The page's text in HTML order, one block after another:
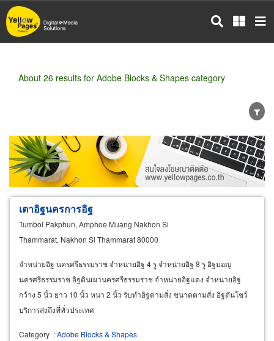
Skip
to
main
About 26 results for Adobe Blocks & Shapes category
Wholesale Retail Manufacturer
Dealer
Exporter/Importer
Service Business
เตาอิฐนครการอิฐ
Tumbol Pakphun, Amphoe Muang Nakhon Si
Thammarat, Nakhon Si Thammarat 80000
จำหน่ายอิฐ นครศรีธรรมราช จำหน่ายอิฐ 4 รู จำหน่ายอิฐ 8 รู อิฐมอญ
นครศรีธรรมราช อิฐดินเผานครศรีธรรมราช จำหน่ายอิฐแดง จำหน่ายอิฐ
กว้าง 5 นิ้ว ยาว 10 นิ้ว หนา 2 นิ้ว รับทำอิฐตามสั่ง ขนาดตามสั่ง อิฐตันโชว์
บริการส่งถึงที่ทั่วประเทศ
Category :Adobe Blocks & Shapes